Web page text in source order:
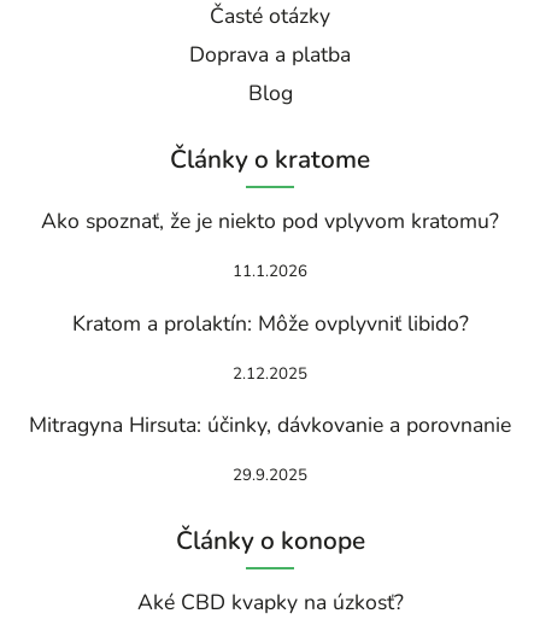
Časté otázky
Doprava a platba
Blog
Články o kratome
Ako spoznať, že je niekto pod vplyvom kratomu?
11.1.2026
Kratom a prolaktín: Môže ovplyvniť libido?
2.12.2025
Mitragyna Hirsuta: účinky, dávkovanie a porovnanie
29.9.2025
Články o konope
Aké CBD kvapky na úzkosť?